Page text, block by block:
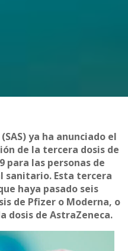
ya ha anunciado el
de la tercera dosis de
para las personas de
sanitario. Esta tercera
haya pasado seis
de Pfizer o Moderna, o
dosis de AstraZeneca.